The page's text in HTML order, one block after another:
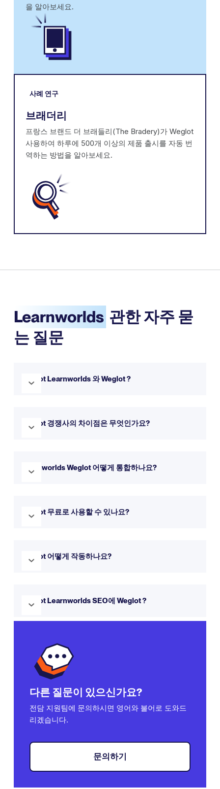
을 알아보세요.
사례 연구
브래더리
프랑스 브랜드 더 브래들리(The Bradery)가 Weglot
사용하여 하루에 500개 이상의 제품 출시를 자동 번
역하는 방법을 알아보세요.
Learnworlds 관한 자주 묻
는 질문
Weglot Learnworlds 와 Weglot ?
체험판으로 직접 사용해 보실 수 있습니다.
Weglot 경쟁사의 차이점은 무엇인가요?
페이지에서 확인할 수 있습니다.
Learnworlds Weglot 어떻게 통합하나요?
Weglot 무료로 사용할 수 있나요?
있습니다. 업데이트하지 않는 한 평생 무료 플랜을 계속 사용할
Weglot 어떻게 작동하나요?
에 번역을 편집하고 관리할 수 있는 모든 권한을 부여합니다.
Weglot Learnworlds SEO에 Weglot ?
또는 하위 도메인 구조를 포함한
다른 질문이 있으신가요?
전담 지원팀에 문의하시면 영어와 불어로 도와드
리겠습니다.
문의하기